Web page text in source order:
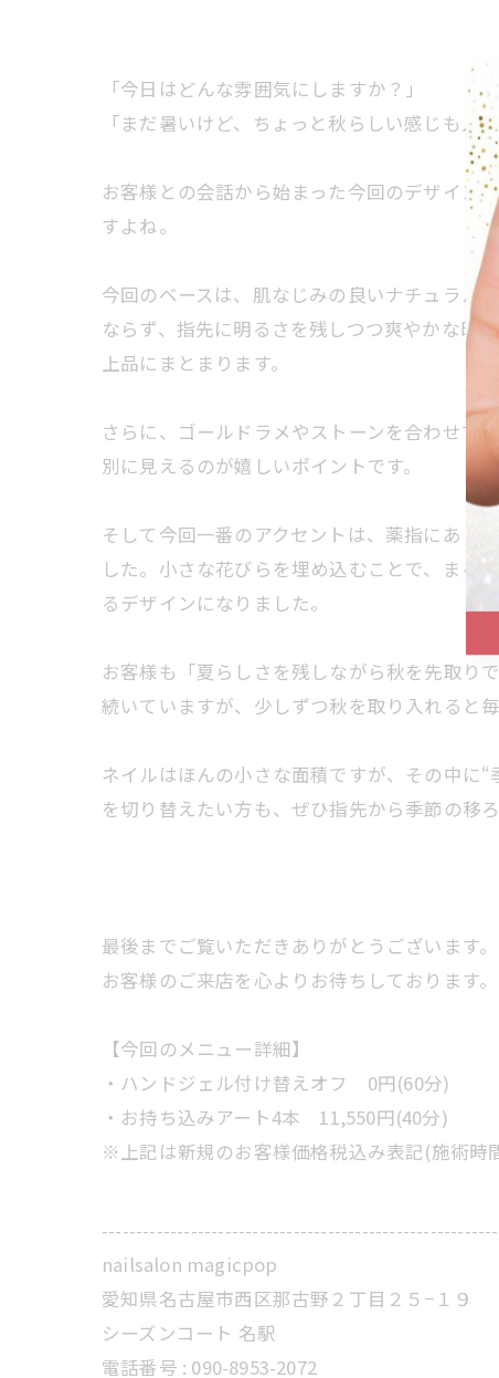
「今日はどんな雰囲気にしますか？」
「まだ暑いけど、ちょっと秋らしい感じも入
お客様との会話から始まった今回のデザイン
すよね。
今回のベースは、肌なじみの良いナチュラル
ならず、指先に明るさを残しつつ爽やかな印
上品にまとまります。
さらに、ゴールドラメやストーンを合わせて
別に見えるのが嬉しいポイントです。
そして今回一番のアクセントは、薬指にあし
した。小さな花びらを埋め込むことで、まる
るデザインになりました。
お客様も「夏らしさを残しながら秋を先取り
続いていますが、少しずつ秋を取り入れると
ネイルはほんの小さな面積ですが、その中に
を切り替えたい方も、ぜひ指先から季節の移
最後までご覧いただきありがとうございます。
お客様のご来店を心よりお待ちしております。
【今回のメニュー詳細】
・ハンドジェル付け替えオフ 0円(60分)
・お持ち込みアート4本 11,550円(40分)
※上記は新規のお客様価格税込み表記(施術時
nailsalon magicpop
愛知県名古屋市西区那古野２丁目２５−１９
シーズンコート 名駅
電話番号 : 090-8953-2072